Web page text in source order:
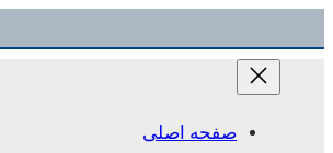
به
صفحه اصلی